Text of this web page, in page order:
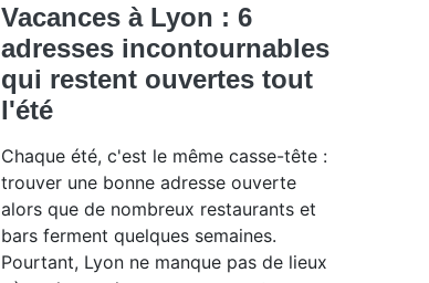
Vacances à Lyon : 6
adresses incontournables
qui restent ouvertes tout
l'été
Chaque été, c'est le même casse-tête :
trouver une bonne adresse ouverte
alors que de nombreux restaurants et
bars ferment quelques semaines.
Pourtant, Lyon ne manque pas de lieux